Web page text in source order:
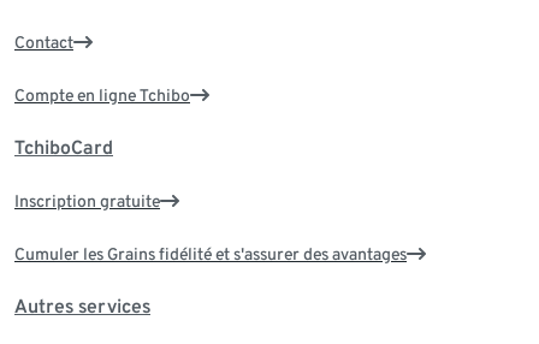
Contact
Compte en ligne Tchibo
TchiboCard
Inscription gratuite
Cumuler les Grains fidélité et s'assurer des avantages
Autres services